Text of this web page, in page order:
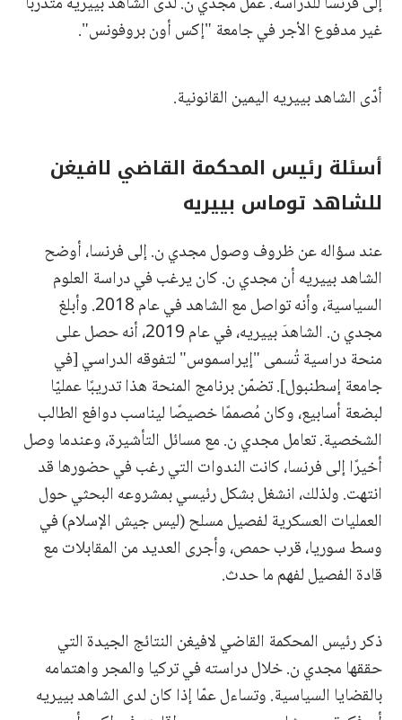
غير مدفوع الأجر في جامعة "إكس أون بروفونس".
أدّى الشاهد بييريه اليمين القانونية.
أسئلة رئيس المحكمة القاضي لافيغن
للشاهد توماس بييريه
عند سؤاله عن ظروف وصول مجدي ن. إلى فرنسا، أوضح
الشاهد بييريه أن مجدي ن. كان يرغب في دراسة العلوم
السياسية، وأنه تواصل مع الشاهد في عام 2018. وأبلغ
مجدي ن. الشاهدَ بييريه، في عام 2019، أنه حصل على
منحة دراسية تُسمى "إيراسموس" لتفوقه الدراسي [في
جامعة إسطنبول]. تضمّن برنامج المنحة هذا تدريبًا عمليّا
لبضعة أسابيع، وكان مُصممًا خصيصًا ليناسب دوافع الطالب
الشخصية. تعامل مجدي ن. مع مسائل التأشيرة، وعندما وصل
أخيرًا إلى فرنسا، كانت الندوات التي رغب في حضورها قد
انتهت. ولذلك، انشغل بشكل رئيسي بمشروعه البحثي حول
العمليات العسكرية لفصيل مسلح (ليس جيش الإسلام) في
وسط سوريا، قرب حمص، وأجرى العديد من المقابلات مع
قادة الفصيل لفهم ما حدث.
ذكر رئيس المحكمة القاضي لافيغن النتائج الجيدة التي
حققها مجدي ن. خلال دراسته في تركيا والمجر واهتمامه
بالقضايا السياسية. وتساءل عمّا إذا كان لدى الشاهد بييريه